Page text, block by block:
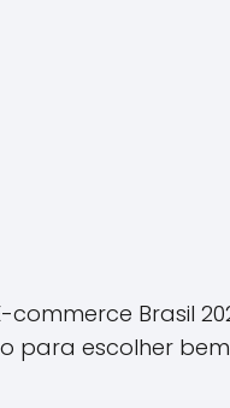
Brasil
para escolher